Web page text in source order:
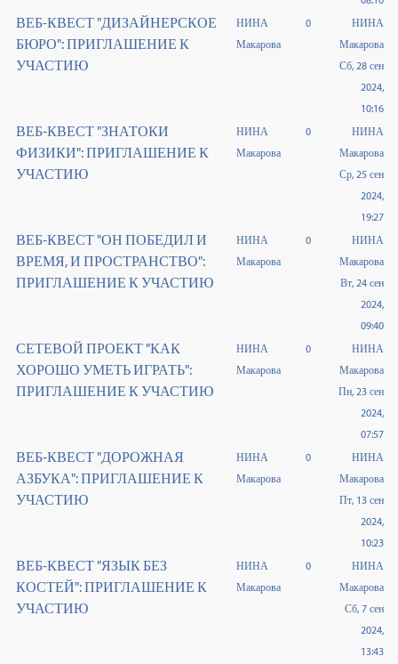
ВЕБ-КВЕСТ "ДИЗАЙНЕРСКОЕ
БЮРО": ПРИГЛАШЕНИЕ К
УЧАСТИЮ
НИНА
Макарова
0
НИНА
Макарова
Сб, 28 сен
2024,
10:16
ВЕБ-КВЕСТ "ЗНАТОКИ
ФИЗИКИ": ПРИГЛАШЕНИЕ К
УЧАСТИЮ
НИНА
Макарова
0
НИНА
Макарова
Ср, 25 сен
2024,
19:27
ВЕБ-КВЕСТ "ОН ПОБЕДИЛ И
ВРЕМЯ, И ПРОСТРАНСТВО":
ПРИГЛАШЕНИЕ К УЧАСТИЮ
НИНА
Макарова
0
НИНА
Макарова
Вт, 24 сен
2024,
09:40
СЕТЕВОЙ ПРОЕКТ "КАК
ХОРОШО УМЕТЬ ИГРАТЬ":
ПРИГЛАШЕНИЕ К УЧАСТИЮ
НИНА
Макарова
0
НИНА
Макарова
Пн, 23 сен
2024,
07:57
ВЕБ-КВЕСТ "ДОРОЖНАЯ
АЗБУКА": ПРИГЛАШЕНИЕ К
УЧАСТИЮ
НИНА
Макарова
0
НИНА
Макарова
Пт, 13 сен
2024,
10:23
ВЕБ-КВЕСТ "ЯЗЫК БЕЗ
КОСТЕЙ": ПРИГЛАШЕНИЕ К
УЧАСТИЮ
НИНА
Макарова
0
НИНА
Макарова
Сб, 7 сен
2024,
13:43